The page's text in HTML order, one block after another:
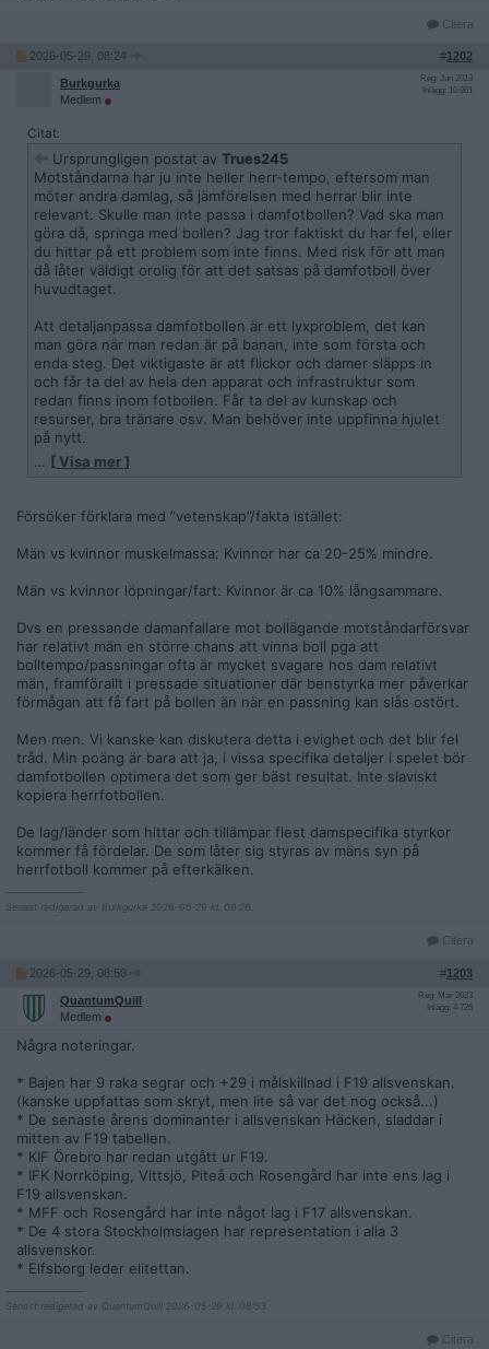
Citera
2026-05-29, 08:24 #1202
Burkgurka
Medlem
Reg: Jan 2013
Inlägg: 10 861
Citat:
Ursprungligen postat av Trues245
Motståndarna har ju inte heller herr-tempo, eftersom man
möter andra damlag, så jämförelsen med herrar blir inte
relevant. Skulle man inte passa i damfotbollen? Vad ska man
göra då, springa med bollen? Jag tror faktiskt du har fel, eller
du hittar på ett problem som inte finns. Med risk för att man
då låter väldigt orolig för att det satsas på damfotboll över
huvudtaget.
Att detaljanpassa damfotbollen är ett lyxproblem, det kan
man göra när man redan är på banan, inte som första och
enda steg. Det viktigaste är att flickor och damer släpps in
och får ta del av hela den apparat och infrastruktur som
redan finns inom fotbollen. Får ta del av kunskap och
resurser, bra tränare osv. Man behöver inte uppfinna hjulet
på nytt.
Du pratar som att damfotboll skulle vara en helt annan sport
Varför ska man då uppfinna hjulet på nytt, inte ta vara på
något av den infrastruktur och kunskap och struktur som
redan finns och är klar att appliceras även på damer? Det är
låter det mest som att man är emot att det satsas på damer.
… [ Visa mer ]
Försöker förklara med ”vetenskap”/fakta istället:
Män vs kvinnor muskelmassa: Kvinnor har ca 20-25% mindre.
Män vs kvinnor löpningar/fart: Kvinnor är ca 10% långsammare.
Dvs en pressande damanfallare mot bollägande motståndarförsvar
har relativt män en större chans att vinna boll pga att
bolltempo/passningar ofta är mycket svagare hos dam relativt
män, framförallt i pressade situationer där benstyrka mer påverkar
förmågan att få fart på bollen än när en passning kan slås ostört.
Men men. Vi kanske kan diskutera detta i evighet och det blir fel
tråd. Min poäng är bara att ja, i vissa specifika detaljer i spelet bör
damfotbollen optimera det som ger bäst resultat. Inte slaviskt
kopiera herrfotbollen.
De lag/länder som hittar och tillämpar flest damspecifika styrkor
kommer få fördelar. De som låter sig styras av mäns syn på
herrfotboll kommer på efterkälken.
Senast redigerad av Burkgurka 2026-05-29 kl. 08:26.
Citera
2026-05-29, 08:50 #1203
QuantumQuill
Medlem
Reg: Mar 2023
Inlägg: 4 726
Några noteringar.
* Bajen har 9 raka segrar och +29 i målskillnad i F19 allsvenskan.
(kanske uppfattas som skryt, men lite så var det nog också...)
* De senaste årens dominanter i allsvenskan Häcken, sladdar i
mitten av F19 tabellen.
* KIF Örebro har redan utgått ur F19.
* IFK Norrköping, Vittsjö, Piteå och Rosengård har inte ens lag i
F19 allsvenskan.
* MFF och Rosengård har inte något lag i F17 allsvenskan.
* De 4 stora Stockholmslagen har representation i alla 3
allsvenskor.
* Elfsborg leder elitettan.
Senast redigerad av QuantumQuill 2026-05-29 kl. 08:53.
Citera